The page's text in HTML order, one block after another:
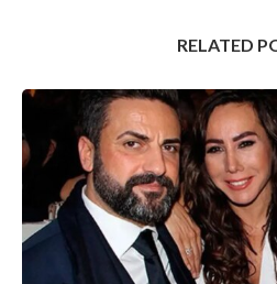
RELATED